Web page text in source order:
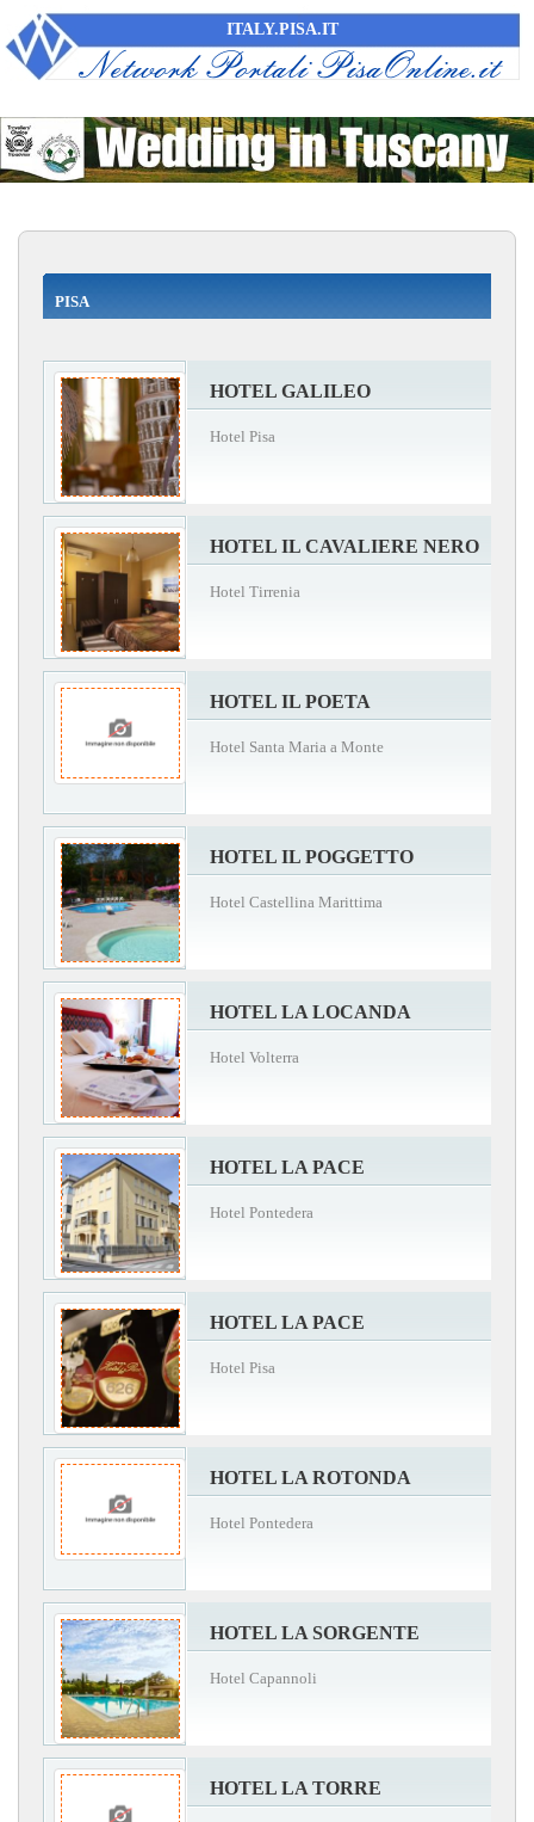
ITALY.PISA.IT
PISA
HOTEL GALILEO
Hotel Pisa
HOTEL IL CAVALIERE NERO
Hotel Tirrenia
HOTEL IL POETA
Hotel Santa Maria a Monte
HOTEL IL POGGETTO
Hotel Castellina Marittima
HOTEL LA LOCANDA
Hotel Volterra
HOTEL LA PACE
Hotel Pontedera
HOTEL LA PACE
Hotel Pisa
HOTEL LA ROTONDA
Hotel Pontedera
HOTEL LA SORGENTE
Hotel Capannoli
HOTEL LA TORRE